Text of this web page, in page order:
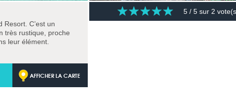
C’est un
très rustique, proche
leur élément.
AFFICHER LA CARTE
5 / 5 sur 2